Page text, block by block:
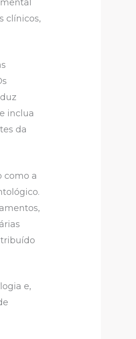
clínicos,
inclua
da
como a
e,